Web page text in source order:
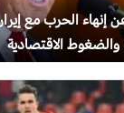
إنهاء الحرب مع
الاقتصادية